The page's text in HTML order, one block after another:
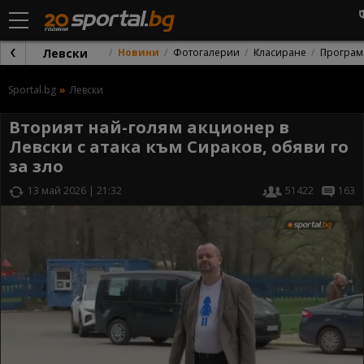
Левски Новини Фотогалерии Класиране
Sportal.bg Левски
Вторият най-голям акционер в
Левски с атака към Сираков, обяви го
за зло
13 май 2026 | 21:32 51422 163